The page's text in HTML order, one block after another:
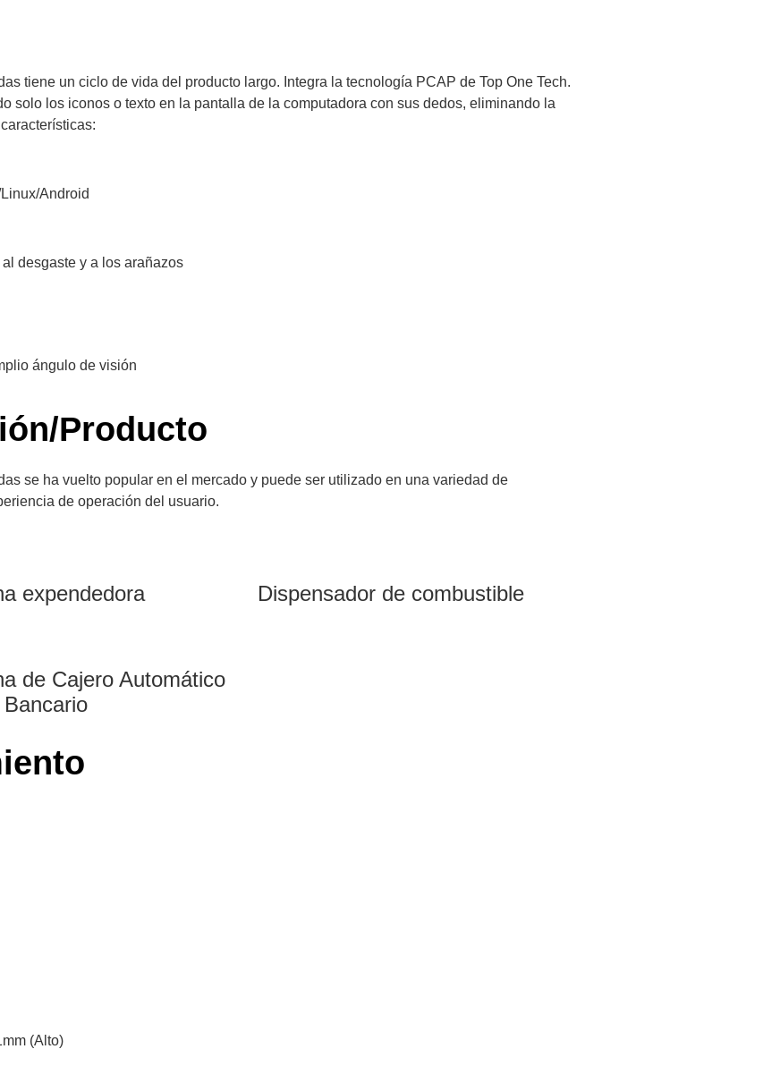
tiene un ciclo de vida del producto largo. Integra la tecnología PCAP de Top One Tech.
solo los iconos o texto en la pantalla de la computadora con sus dedos, eliminando la
Android
desgaste y a los arañazos
ángulo de visión
Producto
se ha vuelto popular en el mercado y puede ser utilizado en una variedad de
de operación del usuario.
expendedora
de Cajero Automático
Dispensador de combustible
(Alto)